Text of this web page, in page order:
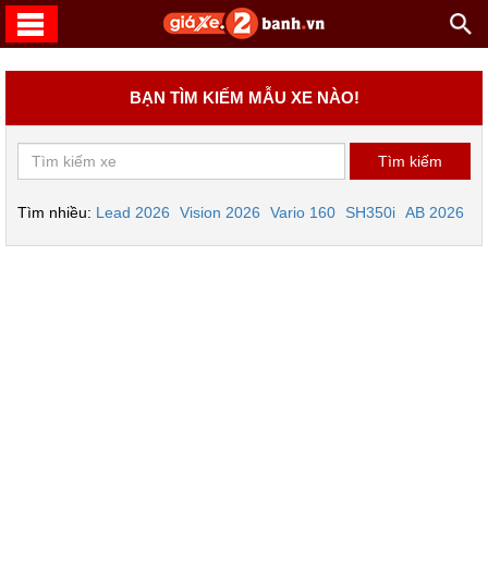
BẠN TÌM KIẾM MẪU XE NÀO!
Tìm nhiều: Lead 2026 Vision 2026 Vario 160 SH350i AB 2026